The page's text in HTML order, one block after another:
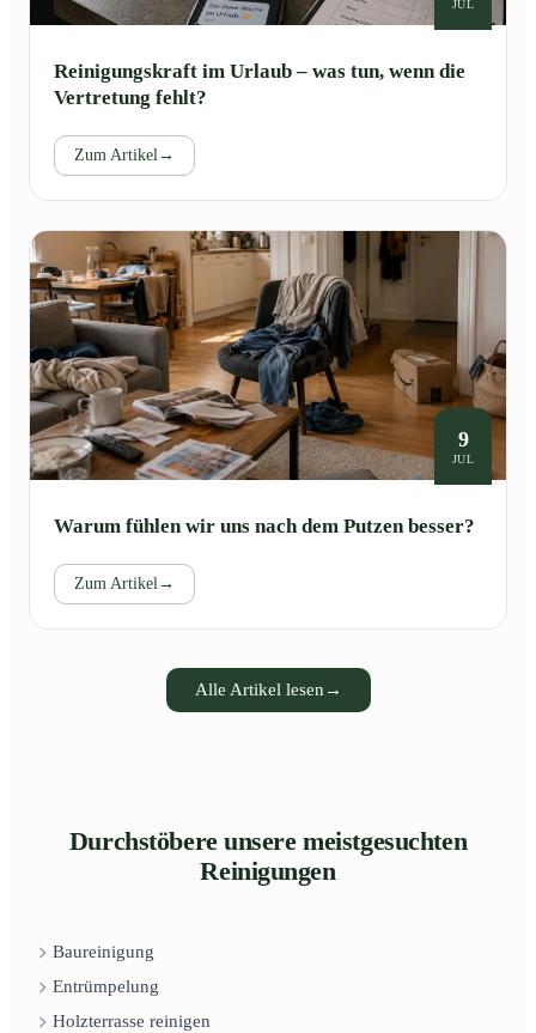
JUL
Reinigungskraft im Urlaub – was tun, wenn die
Vertretung fehlt?
Zum Artikel→
9
JUL
Warum fühlen wir uns nach dem Putzen besser?
Zum Artikel→
Alle Artikel lesen →
Durchstöbere unsere meistgesuchten
Reinigungen
Baureinigung
Entrümpelung
Holzterrasse reinigen